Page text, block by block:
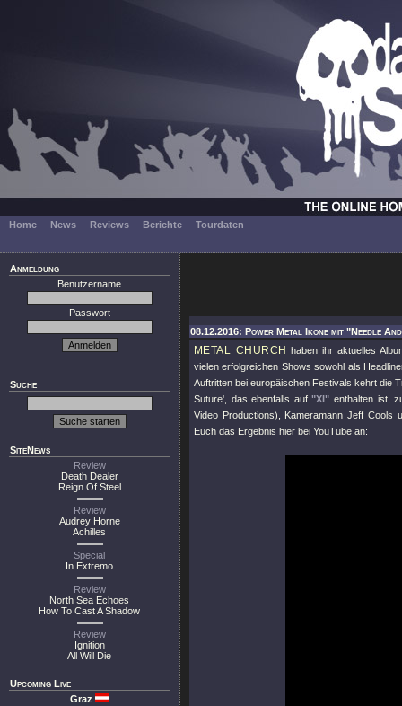
Home News Reviews Berichte Tourdaten
Anmeldung
Benutzername
Passwort
Suche
SiteNews
Review
Death Dealer
Reign Of Steel
Review
Audrey Horne
Achilles
Special
In Extremo
Review
North Sea Echoes
How To Cast A Shadow
Review
Ignition
All Will Die
Upcoming Live
Graz
08.12.2016: Power Metal Ikone mit "Needle
METAL CHURCH haben ihr aktuelles
vielen erfolgreichen Shows sowohl als
Auftritten bei europäischen Festivals kehrt die
Suture', das ebenfalls auf"XI" enthalten ist,
Video Productions), Kameramann Jeff Cools
Euch das Ergebnis hier bei YouTube an: